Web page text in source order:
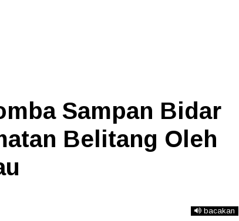
Sampan Bidar
Belitang Oleh
bacakan